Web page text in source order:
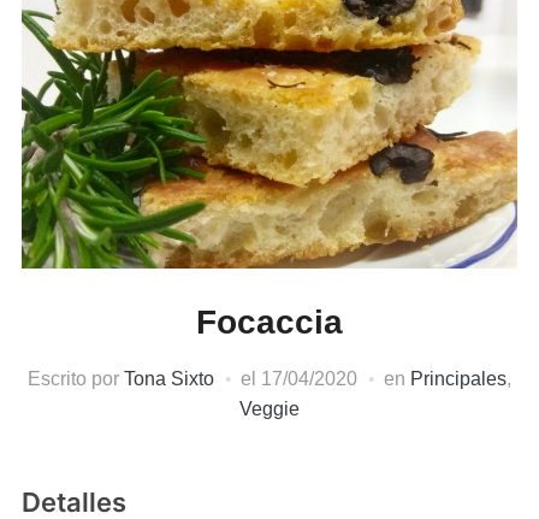
Focaccia
Escrito por Tona Sixto el 17/04/2020 en Principales,
Veggie
Detalles